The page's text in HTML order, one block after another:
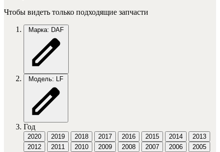
Чтобы видеть только подходящие запчасти
Марка: DAF
Модель: LF
Год
2020 2019 2018 2017 2016 2015 2014
2013
2012
2011 2010 2009 2008 2007 2006
2005